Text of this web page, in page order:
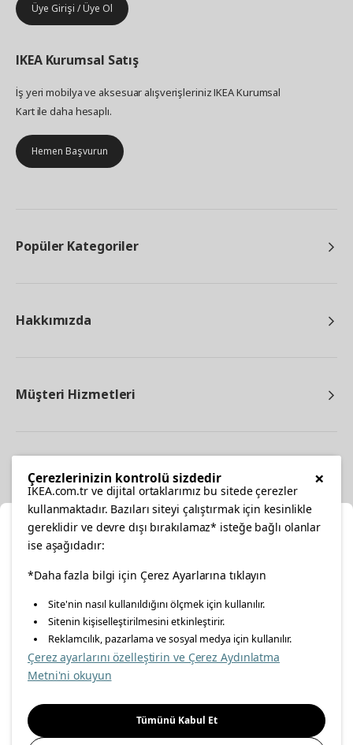
Üye Girişi / Üye Ol
IKEA Kurumsal Satış
İş yeri mobilya ve aksesuar alışverişleriniz IKEA Kurumsal
Kart ile daha hesaplı.
Hemen Başvurun
Popüler Kategoriler
Hakkımızda
Müşteri Hizmetleri
facebooktwitterinstagrampinterestyoutube
linkedin
Enerji Politikası Bilgi Güvenliği Politikası
Gıda Güvenliği Politikası
Önemli Bilgilendirme İnternet Sitesi Gizlilik Politikası
Konumunuzu Seçin
İnternetten vereceğiniz siparişlerinizde size özel hizmet ve
içerikleri görebilmek için lütfen konumuzu seçin.
İl seçiniz
Seçiniz
×
Çerezlerinizin kontrolü sizdedir
IKEA.com.tr ve dijital ortaklarımız bu sitede çerezler
kullanmaktadır. Bazıları siteyi çalıştırmak için kesinlikle
gereklidir ve devre dışı bırakılamaz* isteğe bağlı olanlar
ise aşağıdadır:
*Daha fazla bilgi için Çerez Ayarlarına tıklayın
Site'nin nasıl kullanıldığını ölçmek için kullanılır.
Sitenin kişiselleştirilmesini etkinleştirir.
Reklamcılık, pazarlama ve sosyal medya için kullanılır.
Çerez ayarlarını özelleştirin ve Çerez Aydınlatma
Metni'ni okuyun
Tümünü Kabul Et